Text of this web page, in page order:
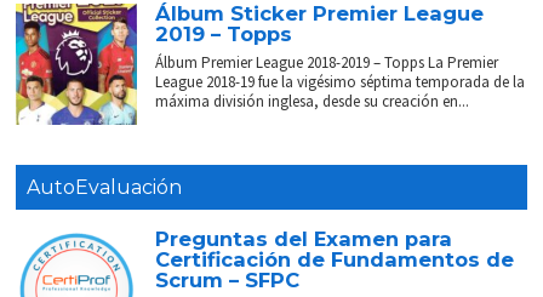
Álbum Sticker Premier League
2019 – Topps
Álbum Premier League 2018-2019 – Topps La Premier
League 2018-19 fue la vigésimo séptima temporada de la
máxima división inglesa, desde su creación en...
AutoEvaluación
Preguntas del Examen para
Certificación de Fundamentos de
Scrum – SFPC